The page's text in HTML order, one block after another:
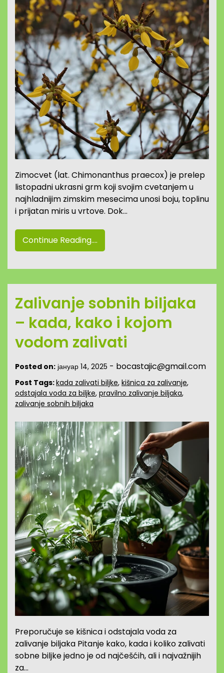
Zimocvet (lat. Chimonanthus praecox) je prelep
listopadni ukrasni grm koji svojim cvetanjem u
najhladnijim zimskim mesecima unosi boju, toplinu
i prijatan miris u vrtove. Dok…
Continue Reading....
Zalivanje sobnih biljaka
– kada, kako i kojom
vodom zalivati
Posted on: јануар 14, 2025 - bocastajic@gmail.com
Post Tags:kada zalivati biljke, kišnica za zalivanje,
odstajala voda za biljke, pravilno zalivanje biljaka,
zalivanje sobnih biljaka
Preporučuje se kišnica i odstajala voda za
zalivanje biljaka Pitanje kako, kada i koliko zalivati
sobne biljke jedno je od najčešćih, ali i najvažnijih
za…